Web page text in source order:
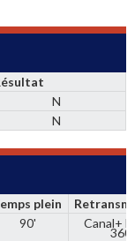
N
N
plein
90' Canal+
360